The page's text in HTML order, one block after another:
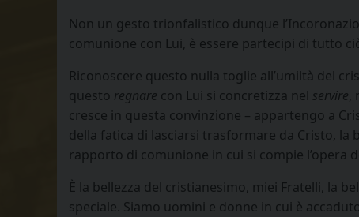
Non un gesto trionfalistico dunque
comunione con Lui, è essere partecipi di tutto
Riconoscere questo nulla toglie all’umiltà del
questo regnare con Lui si concretizza nel servire,
cresce in questa convinzione – appartengo a
della fatica di lasciarsi trasformare da Cristo, la
rapporto di comunione in cui si compie l’opera
È la bellezza del cristianesimo, miei Fratelli, la
speciale. Siamo uomini e donne in cui è